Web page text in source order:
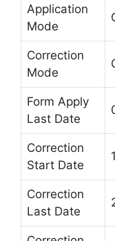
Application
Mode
Correction
Mode
Form Apply
Last Date
Correction
Start Date
Correction
Last Date